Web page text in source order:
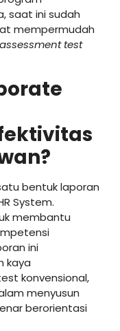
saat ini sudah
mempermudah
assessment test
bentuk laporan
System.
membantu
ini
kaya
konvensional,
menyusun
berorientasi